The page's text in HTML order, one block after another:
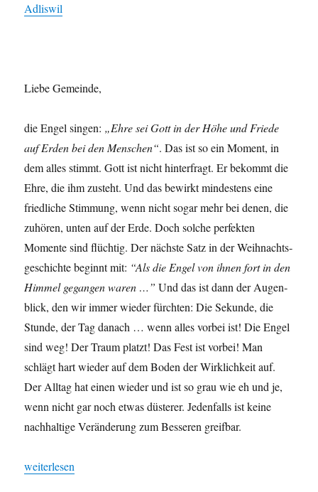
Adliswil
Liebe Gemeinde,
die Engel sin­gen: „Ehre sei Gott in der Höhe und Friede
auf Erden bei den Men­schen“. Das ist so ein Moment, in
dem alles stimmt. Gott ist nicht hin­ter­fragt. Er bekommt die
Ehre, die ihm zuste­ht. Und das bewirkt min­destens eine
friedliche Stim­mung, wenn nicht sog­ar mehr bei denen, die
zuhören, unten auf der Erde. Doch solche per­fek­ten
Momente sind flüchtig. Der näch­ste Satz in der Wei­h­nachts­
geschichte begin­nt mit: “Als die Engel von ihnen fort in den
Him­mel gegan­gen waren …” Und das ist dann der Augen­
blick, den wir immer wieder fürcht­en: Die Sekunde, die
Stunde, der Tag danach … wenn alles vor­bei ist! Die Engel
sind weg! Der Traum platzt! Das Fest ist vor­bei! Man
schlägt hart wieder auf dem Boden der Wirk­lichkeit auf.
Der All­t­ag hat einen wieder und ist so grau wie eh und je,
wenn nicht gar noch etwas düster­er. Jeden­falls ist keine
nach­haltige Verän­derung zum Besseren greifbar.
„Gehen — Sehen — Loben“
weit­er­lesen